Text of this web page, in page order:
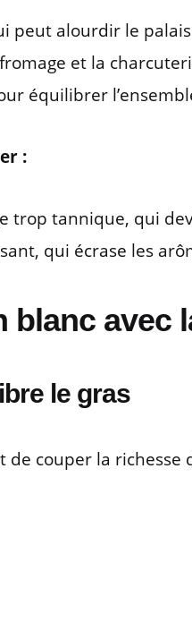
peut alourdir le
et la
équilibrer
:
trop tannique, qui
qui écrase les
blanc avec
le gras
couper la richesse